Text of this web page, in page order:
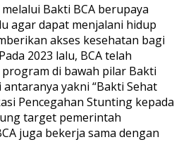
Bakti BCA berupaya
agar dapat menjalani hidup
akses kesehatan bagi
2023 lalu, BCA telah
di bawah pilar Bakti
yakni “Bakti Sehat
Pencegahan Stunting kepada
target pemerintah
juga bekerja sama dengan